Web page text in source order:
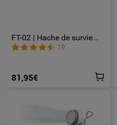
FT-02 | Hache de survie
multifonction pour
camping extérieur avec
19
81,95€